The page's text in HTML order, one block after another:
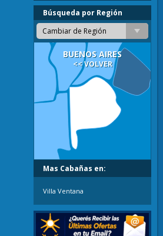
Búsqueda por Región
Cambiar de Región
BUENOS AIRES
<< VOLVER
Mas Cabañas en:
Villa Ventana